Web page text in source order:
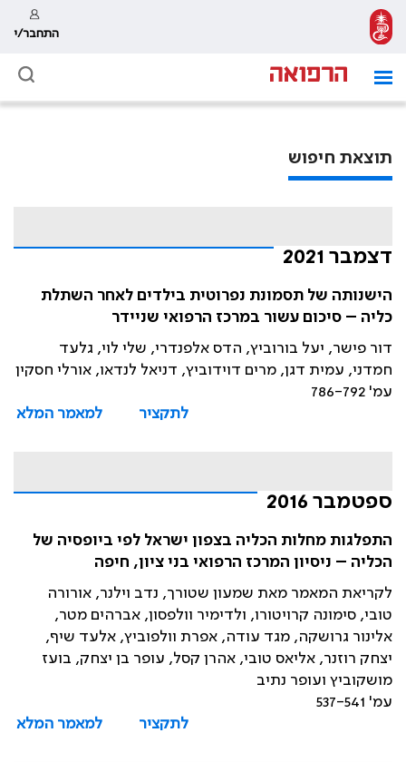
התחבר/י
תוצאת חיפוש
דצמבר 2021
הישנותה של תסמונת נפרוטית בילדים לאחר השתלת
כליה – סיכום עשור במרכז הרפואי שניידר
דור פישר, יעל בורוביץ, הדס אלפנדרי, שלי לוי, גלעד
חמדני, עמית דגן, מרים דוידוביץ, דניאל לנדאו, אורלי חסקין
עמ' 786-792
לתקציר
למאמר המלא
ספטמבר 2016
התפלגות מחלות הכליה בצפון ישראל לפי ביופסיה של
הכליה – ניסיון המרכז הרפואי בני ציון, חיפה
לקריאת המאמר מאת שמעון שטורך, נדב וילנר, אורורה
טובי, סימונה קרויטורו, ולדימיר וולפסון, אברהים מטר,
אלינור גרושקה, מגד עודה, אפרת וולפוביץ, אלעד שיף,
יצחק רוזנר, אליאס טובי, אהרן קסל, עופר בן יצחק, בועז
מושקוביץ ועופר נתיב
עמ' 537-541
לתקציר
למאמר המלא